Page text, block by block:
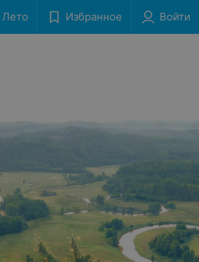
Лето Избранное Войти